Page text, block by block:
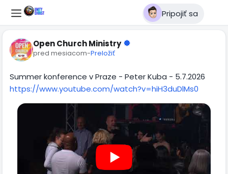
Pripojiť sa
Open Church Ministry
pred mesiacom-Preložiť
Summer konference v Praze - Peter Kuba - 5.7.2026
https://www.youtube.com/watch?v=hiH3duDlMs0